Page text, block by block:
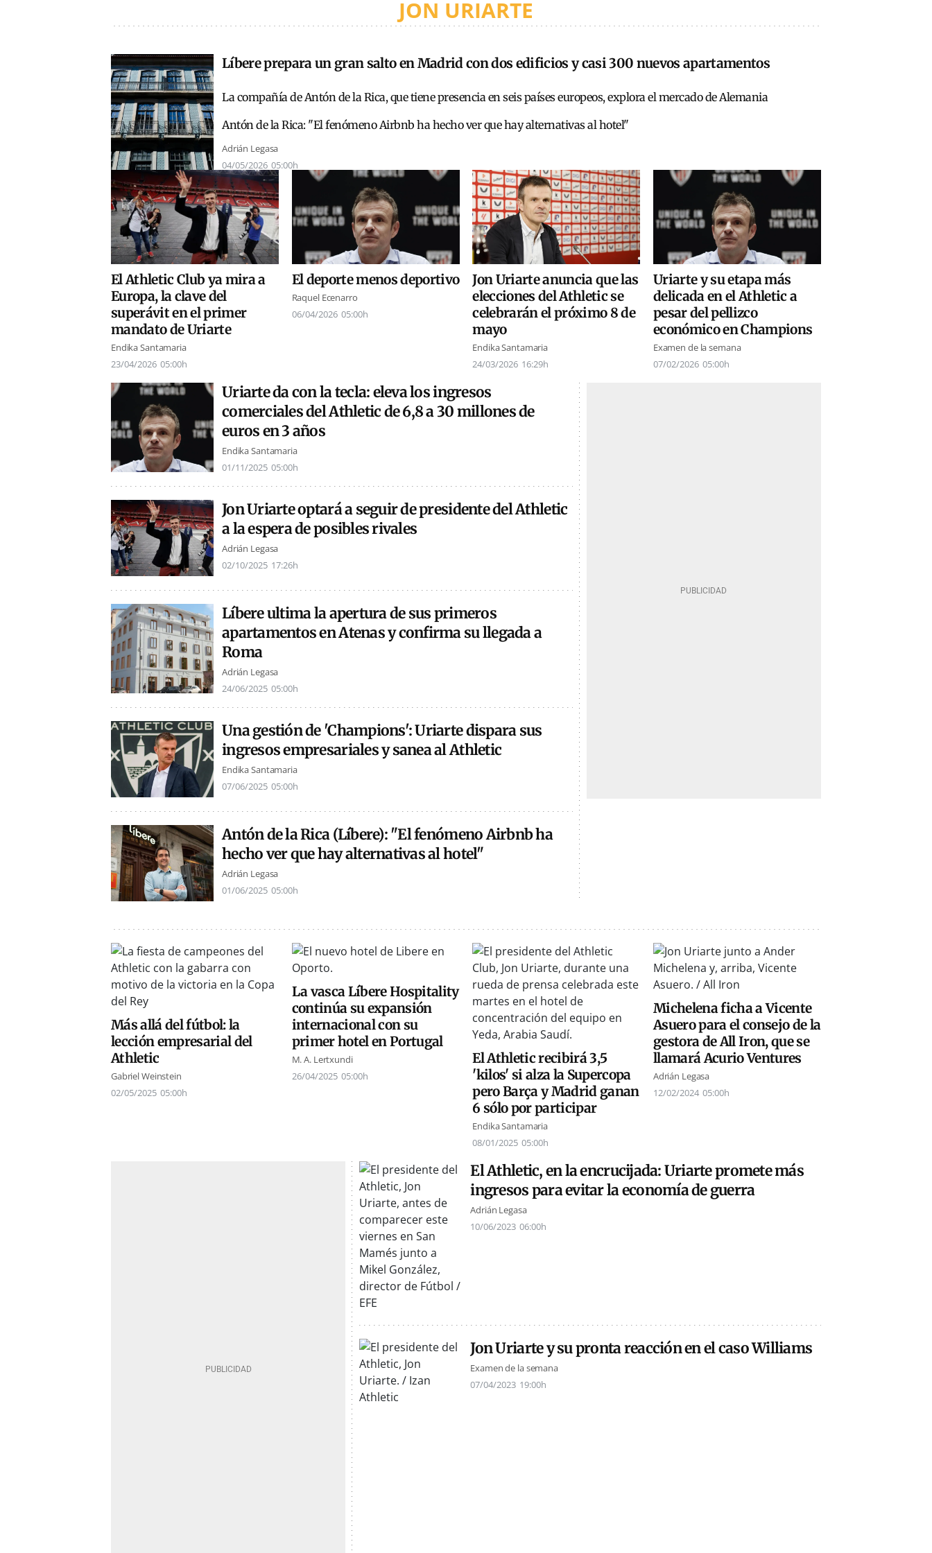
JON URIARTE
Líbere prepara un gran salto en Madrid con dos edificios y casi 300 nuevos apartamentos
La compañía de Antón de la Rica, que tiene presencia en seis países europeos, explora el mercado de Alemania
Antón de la Rica: "El fenómeno Airbnb ha hecho ver que hay alternativas al hotel"
Adrián Legasa
04/05/2026 05:00h
El Athletic Club ya mira a
Europa, la clave del
superávit en el primer
mandato de Uriarte
Endika Santamaria
23/04/2026 05:00h
El deporte menos deportivo
Raquel Ecenarro
06/04/2026 05:00h
Jon Uriarte anuncia que las
elecciones del Athletic se
celebrarán el próximo 8 de
mayo
Endika Santamaria
24/03/2026 16:29h
Uriarte y su etapa más
delicada en el Athletic a
pesar del pellizco
económico en Champions
Examen de la semana
07/02/2026 05:00h
Uriarte da con la tecla: eleva los ingresos
comerciales del Athletic de 6,8 a 30 millones de
euros en 3 años
Endika Santamaria
01/11/2025 05:00h
Jon Uriarte optará a seguir de presidente del Athletic
a la espera de posibles rivales
Adrián Legasa
02/10/2025 17:26h
Líbere ultima la apertura de sus primeros
apartamentos en Atenas y confirma su llegada a
Roma
Adrián Legasa
24/06/2025 05:00h
Una gestión de 'Champions': Uriarte dispara sus
ingresos empresariales y sanea al Athletic
Endika Santamaria
07/06/2025 05:00h
Antón de la Rica (Líbere): "El fenómeno Airbnb ha
hecho ver que hay alternativas al hotel"
Adrián Legasa
01/06/2025 05:00h
Más allá del fútbol: la
lección empresarial del
Athletic
Gabriel Weinstein
02/05/2025 05:00h
La vasca Líbere Hospitality
continúa su expansión
internacional con su
primer hotel en Portugal
M. A. Lertxundi
26/04/2025 05:00h
El Athletic recibirá 3,5
'kilos' si alza la Supercopa
pero Barça y Madrid ganan
6 sólo por participar
Endika Santamaria
08/01/2025 05:00h
Michelena ficha a Vicente
Asuero para el consejo de la
gestora de All Iron, que se
llamará Acurio Ventures
Adrián Legasa
12/02/2024 05:00h
El Athletic, en la encrucijada: Uriarte promete más
ingresos para evitar la economía de guerra
Adrián Legasa
10/06/2023 06:00h
Jon Uriarte y su pronta reacción en el caso Williams
Examen de la semana
07/04/2023 19:00h